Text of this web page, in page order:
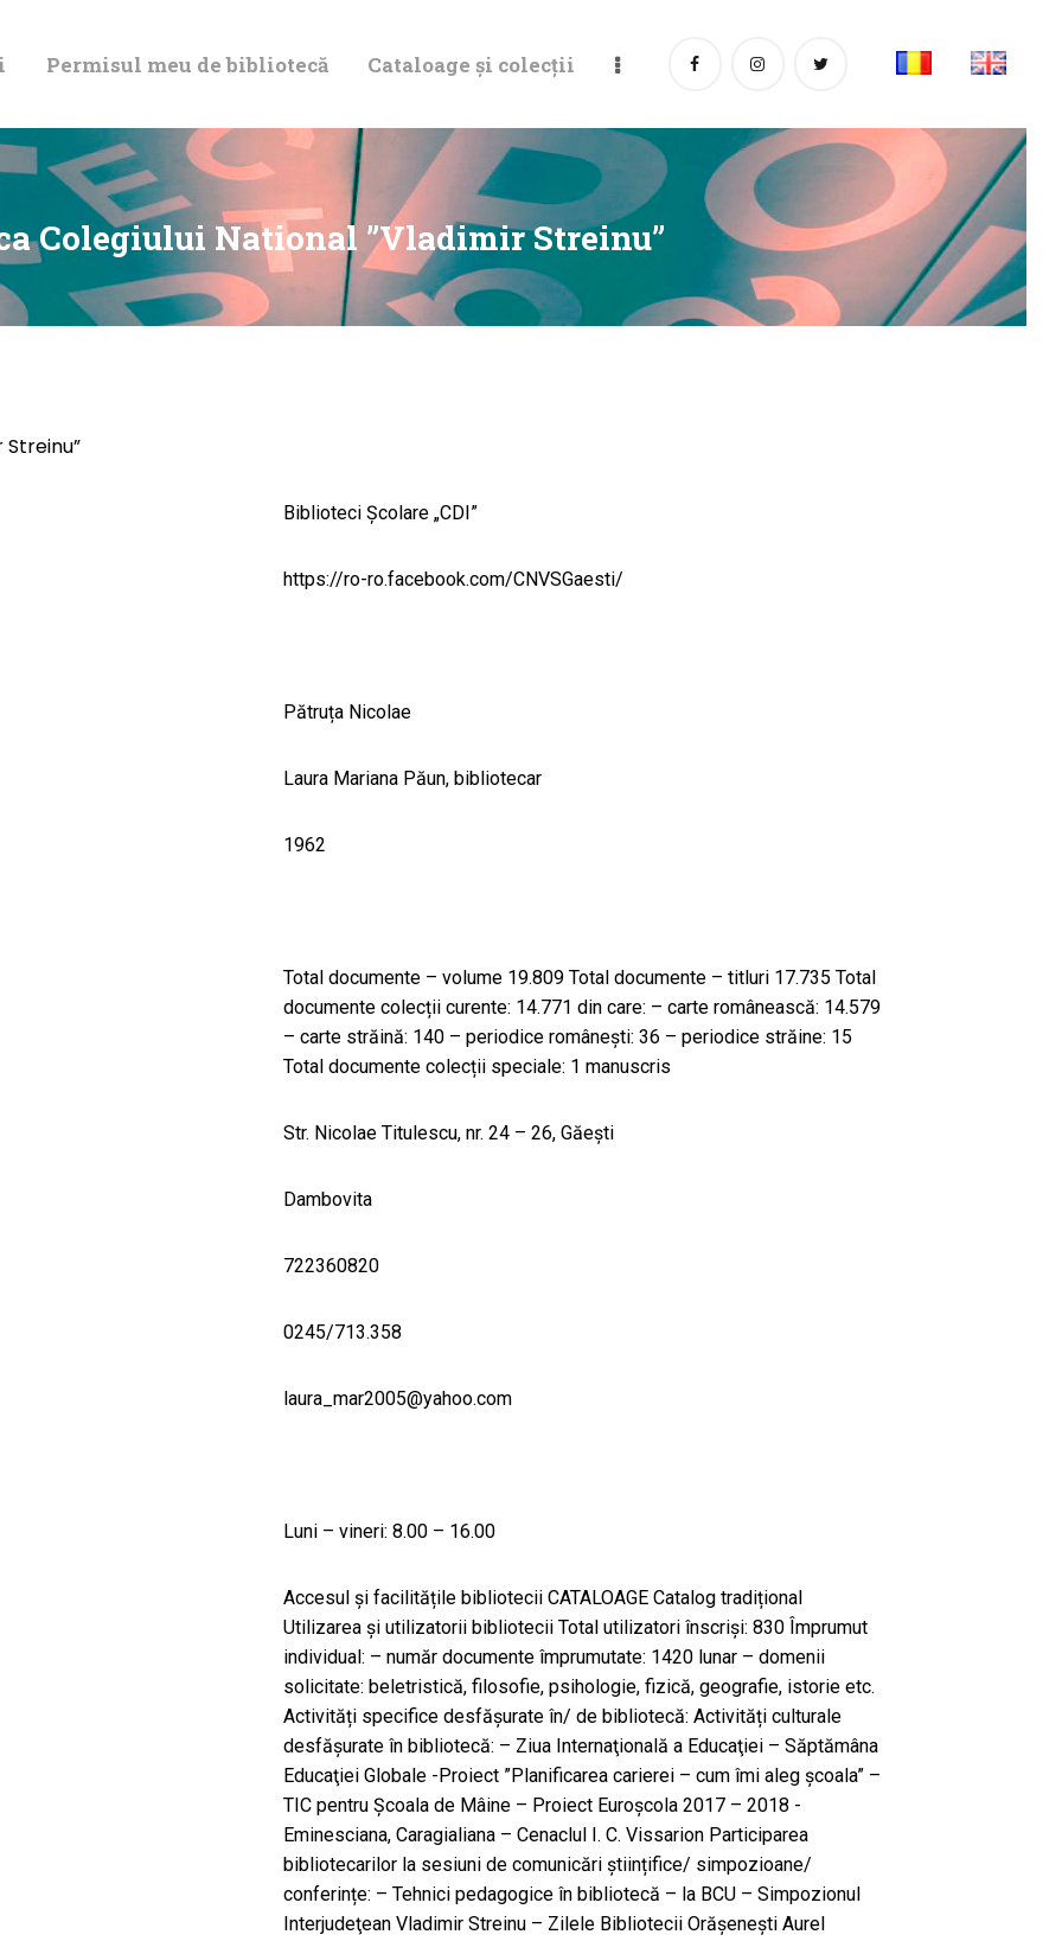
Permisul meu de bibliotecă Cataloage și colecții
Colegiului National ”Vladimir Streinu”
DE BIBLIOTECĂ
CATALOAGE ȘI
COLECȚII
Biblioteci Școlare „CDI”
https://ro-ro.facebook.com/CNVSGaesti/
Pătruța Nicolae
Laura Mariana Păun, bibliotecar
1962
Total documente – volume 19.809 Total documente – titluri 17.735 Total
documente colecții curente: 14.771 din care: – carte românească: 14.579
– carte străină: 140 – periodice românești: 36 – periodice străine: 15
Total documente colecții speciale: 1 manuscris
Str. Nicolae Titulescu, nr. 24 – 26, Găești
Dambovita
722360820
0245/713.358
laura_mar2005@yahoo.com
Luni – vineri: 8.00 – 16.00
Accesul și facilitățile bibliotecii CATALOAGE Catalog tradițional
Utilizarea și utilizatorii bibliotecii Total utilizatori înscriși: 830 Împrumut
individual: – număr documente împrumutate: 1420 lunar – domenii
solicitate: beletristică, filosofie, psihologie, fizică, geografie, istorie etc.
Activități specifice desfășurate în/ de bibliotecă: Activități culturale
desfășurate în bibliotecă: – Ziua Internaţională a Educaţiei – Săptămâna
Educaţiei Globale -Proiect ”Planificarea carierei – cum îmi aleg şcoala” –
TIC pentru Şcoala de Mâine – Proiect Euroșcola 2017 – 2018 -
Eminesciana, Caragialiana – Cenaclul I. C. Vissarion Participarea
bibliotecarilor la sesiuni de comunicări științifice/ simpozioane/
conferințe: – Tehnici pedagogice în bibliotecă – la BCU – Simpozionul
Interjudeţean Vladimir Streinu – Zilele Bibliotecii Orășenești Aurel